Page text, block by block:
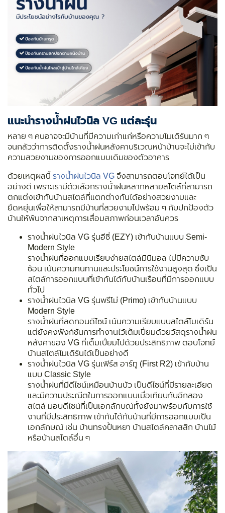
แนะนำรางน้ำฝนไวนิล VG แต่ละรุ่น
หลาย ๆ คนอาจจะมีบ้านที่มีความเก่าแก่หรือความโมเดิร์นมาก ๆ
จนกลัวว่าการติดตั้งรางน้ำฝนหลังคาบริเวณหน้าบ้านจะไม่เข้ากับ
ความสวยงามของการออกแบบเดิมของตัวอาคาร
ด้วยเหตุผลนี้ รางน้ำฝนไวนิล VG จึงสามารถตอบโจทย์ได้เป็น
อย่างดี เพราะเรามีตัวเลือกรางน้ำฝนหลากหลายสไตล์ที่สามารถ
ตกแต่งเข้ากับบ้านสไตล์ที่แตกต่างกันได้อย่างสวยงามและ
ยืดหยุ่นเพื่อให้สามารถมีบ้านที่สวยงามไปพร้อม ๆ กับปกป้องตัว
บ้านให้พ้นจากสาเหตุการเสื่อมสภาพก่อนเวลาอันควร
รางน้ำฝนไวนิล VG รุ่นอีซี่ (EZY) เข้ากับบ้านแบบ Semi-
Modern Style
รางน้ำฝนที่ออกแบบเรียบง่ายสไตล์มินิมอล ไม่มีความซับ
ซ้อน เน้นความทนทานและประโยชน์การใช้งานสูงสุด ซึ่งเป็น
สไตล์การออกแบบที่เข้ากันได้กับบ้านเรือนที่มีการออกแบบ
ทั่วไป
รางน้ำฝนไวนิล VG รุ่นพรีโม่ (Primo) เข้ากับบ้านแบบ
Modern Style
รางน้ำฝนที่ลดทอนดีไซน์ เน้นความเรียบแบบสไตล์โมเดิร์น
แต่ยังคงฟังก์ชันการทำงานไว้เต็มเปี่ยมด้วยวัสดุรางน้ำฝน
หลังคาของ VG ที่เต็มเปี่ยมไปด้วยประสิทธิภาพ ตอบโจทย์
บ้านสไตล์โมเดิร์นได้เป็นอย่างดี
รางน้ำฝนไวนิล VG รุ่นเฟิร์ส อาร์ทู (First R2) เข้ากับบ้าน
แบบ Classic Style
รางน้ำฝนที่มีดีไซน์เหมือนบ้านบัว เป็นดีไซน์ที่มีรายละเอียด
และมีความประณีตในการออกแบบเมื่อเทียบกับอีกสอง
สไตล์ มอบดีไซน์ที่เป็นเอกลักษณ์ทั้งยังมาพร้อมกับการใช้
งานที่มีประสิทธิภาพ เข้ากันได้กับบ้านที่มีการออกแบบเป็น
เอกลักษณ์ เช่น บ้านทรงปั้นหยา บ้านสไตล์คลาสสิก บ้านไม้
หรือบ้านสไตล์อื่น ๆ